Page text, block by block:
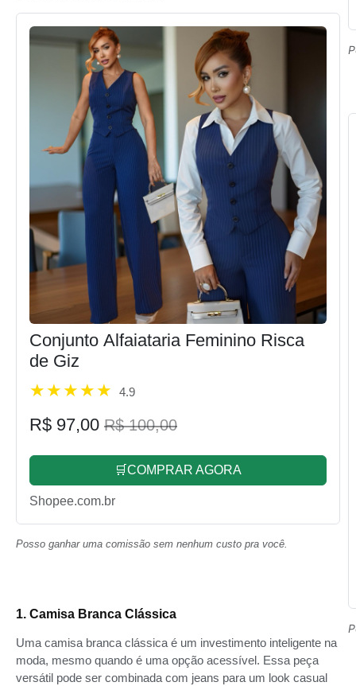
Conjunto Alfaiataria Feminino Risca
de Giz
4.9
R$ 97,00 R$ 100,00
🛒COMPRAR AGORA
Shopee.com.br
Posso ganhar uma comissão sem nenhum custo pra você.
1. Camisa Branca Clássica
Uma camisa branca clássica é um investimento inteligente na
moda, mesmo quando é uma opção acessível. Essa peça
versátil pode ser combinada com jeans para um look casual